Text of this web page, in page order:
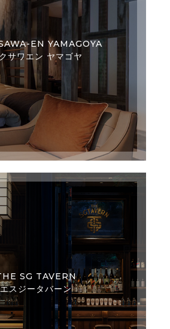
EN YAMAGOYA
サワエン ヤマゴヤ
SG TAVERN
エスジータバーン